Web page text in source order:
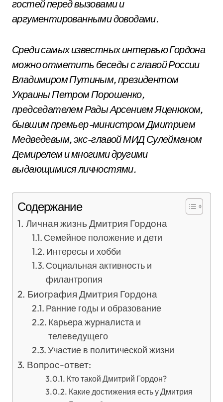
гостей перед вызовами и
аргументированными доводами.
Среди самых известных интервью Гордона
можно отметить беседы с главой России
Владимиром Путиным, президентом
Украины Петром Порошенко,
председателем Рады Арсением Яценюком,
бывшим премьер-министром Дмитрием
Медведевым, экс-главой МИД Сулейманом
Демирелем и многими другими
выдающимися личностями.
Содержание
Личная жизнь Дмитрия Гордона
Семейное положение и дети
Интересы и хобби
Социальная активность и
филантропия
Биография Дмитрия Гордона
Ранние годы и образование
Карьера журналиста и
телеведущего
Участие в политической жизни
Вопрос-ответ:
Кто такой Дмитрий Гордон?
Какие достижения есть у Дмитрия